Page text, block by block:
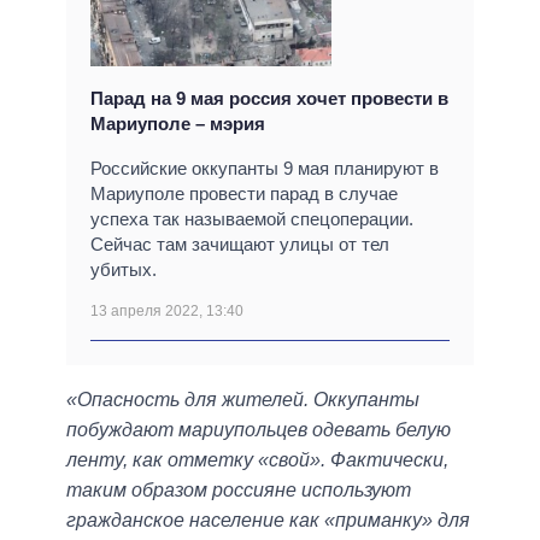
Парад на 9 мая россия хочет провести в
Мариуполе – мэрия
Российские оккупанты 9 мая планируют в
Мариуполе провести парад в случае
успеха так называемой спецоперации.
Сейчас там зачищают улицы от тел
убитых.
13 апреля 2022, 13:40
«Опасность для жителей. Оккупанты
побуждают мариупольцев одевать белую
ленту, как отметку «свой». Фактически,
таким образом россияне используют
гражданское население как «приманку» для